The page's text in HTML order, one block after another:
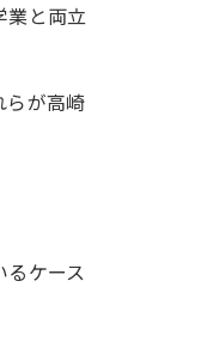
業と両立
らが高崎
るケース